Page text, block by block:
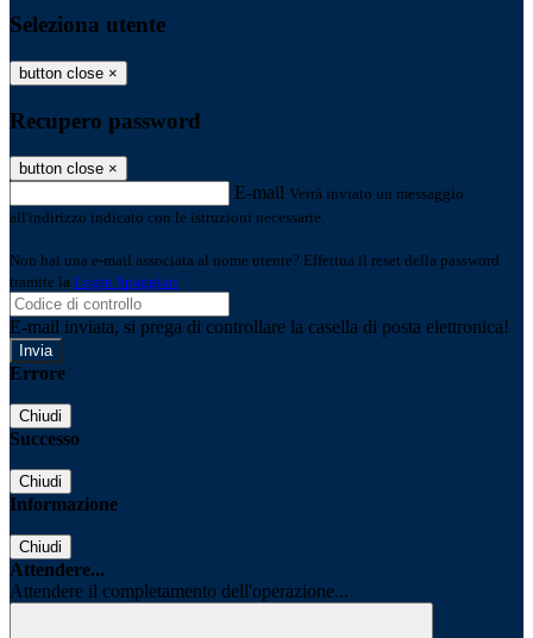
Seleziona utente
button close ×
Recupero password
button close ×
E-mail Verrà inviato un messaggio
all'indirizzo indicato con le istruzioni necessarie.
Non hai una e-mail associata al nome utente? Effettua il reset della password
tramite la Login Spaggiari
E-mail inviata, si prega di controllare la casella di posta elettronica!
Errore
Chiudi
Successo
Chiudi
Informazione
Chiudi
Attendere...
Attendere il completamento dell'operazione...